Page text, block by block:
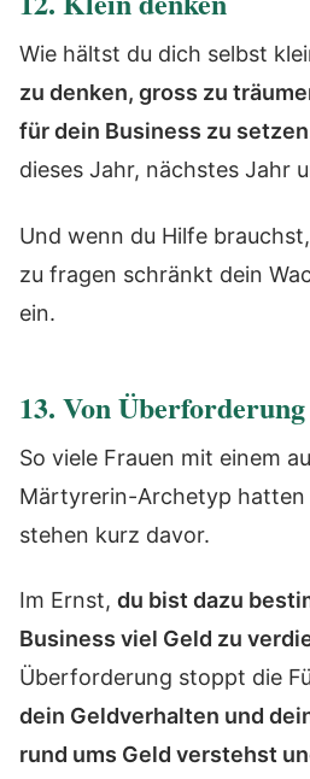
Wie hältst du dich selbst
zu denken, gross zu
für dein Business zu setzen
dieses Jahr, nächstes Jahr
Und wenn du Hilfe
zu fragen schränkt dein
ein.
13. Von
So viele Frauen mit einem
Märtyrerin-Archetyp hatten
stehen kurz davor.
Im Ernst, du bist dazu
Business viel Geld zu
Überforderung stoppt die
dein Geldverhalten und
rund ums Geld verstehst